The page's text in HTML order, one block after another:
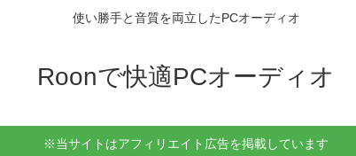
使い勝手と音質を両立したPCオーディオ
Roonで快適PCオーディオ
※当サイトはアフィリエイト広告を掲載しています